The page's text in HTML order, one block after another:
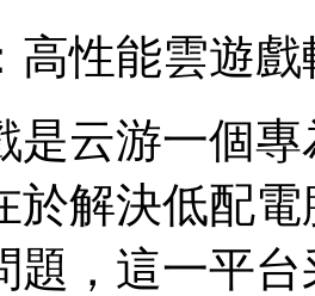
高性能雲遊戲
是云游一個
於解決低配
題，這一平